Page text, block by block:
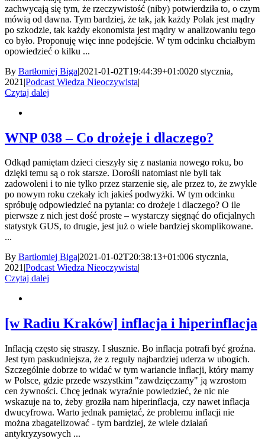
zachwycają się tym, że rzeczywistość (niby) potwierdziła to, o czym
mówią od dawna. Tym bardziej, że tak, jak każdy Polak jest mądry
po szkodzie, tak każdy ekonomista jest mądry w analizowaniu tego
co było. Proponuję więc inne podejście. W tym odcinku chciałbym
opowiedzieć o kilku ...
By Bartłomiej Biga|2021-01-02T19:44:39+01:0020 stycznia,
2021 |Podcast Wiedza Nieoczywista|
Czytaj dalej
WNP 038 – Co drożeje i dlaczego?
Odkąd pamiętam dzieci cieszyły się z nastania nowego roku, bo
dzięki temu są o rok starsze. Dorośli natomiast nie byli tak
zadowoleni i to nie tylko przez starzenie się, ale przez to, że zwykle
po nowym roku czekały ich jakieś podwyżki. W tym odcinku
spróbuję odpowiedzieć na pytania: co drożeje i dlaczego? O ile
pierwsze z nich jest dość proste – wystarczy sięgnąć do oficjalnych
statystyk GUS, to drugie, jest już o wiele bardziej skomplikowane.
...
By Bartłomiej Biga|2021-01-02T20:38:13+01:006 stycznia,
2021|Podcast Wiedza Nieoczywista|
Czytaj dalej
[w Radiu Kraków] inflacja i hiperinflacja
Inflacją często się straszy. I słusznie. Bo inflacja potrafi być groźna.
Jest tym paskudniejsza, że z reguły najbardziej uderza w ubogich.
Szczególnie dobrze to widać w tym wariancie inflacji, który mamy
w Polsce, gdzie przede wszystkim "zawdzięczamy" ją wzrostom
cen żywności. Chcę jednak wyraźnie powiedzieć, że nic nie
wskazuje na to, żeby groziła nam hiperinflacja, czy nawet inflacja
dwucyfrowa. Warto jednak pamiętać, że problemu inflacji nie
można zbagatelizować - tym bardziej, że wiele działań
antykryzysowych ...